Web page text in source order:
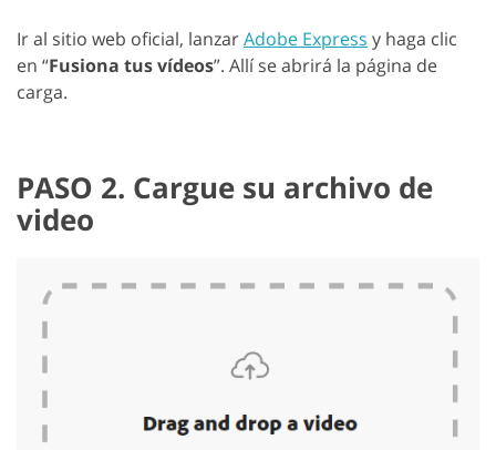
Ir al sitio web oficial, lanzarAdobe Express y haga clic
en “Fusiona tus vídeos”. Allí se abrirá la página de
carga.
PASO 2. Cargue su archivo de
video